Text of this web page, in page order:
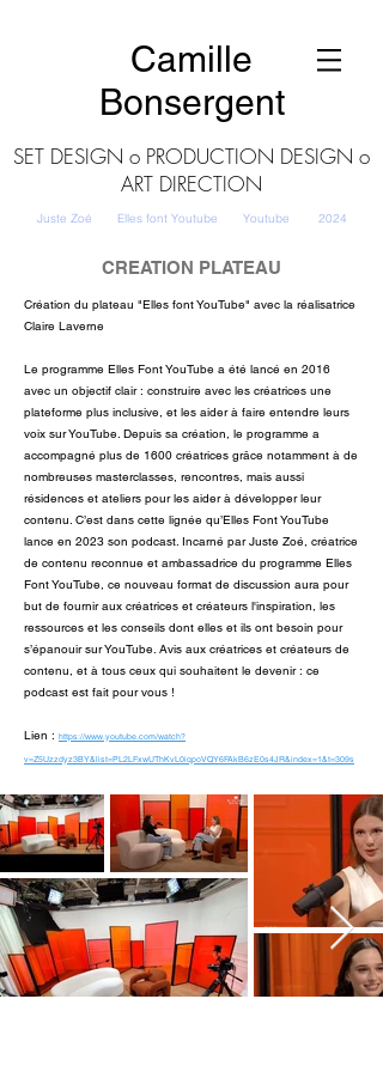
Camille
Bonsergent
SET DESIGN o PRODUCTION DESIGN o
ART DIRECTION
Juste Zoé Elles font Youtube Youtube 2024
CREATION PLATEAU
Création du plateau "Elles font YouTube" avec la réalisatrice
Claire Laverne
Le programme Elles Font YouTube a été lancé en 2016
avec un objectif clair : construire avec les créatrices une
plateforme plus inclusive, et les aider à faire entendre leurs
voix sur YouTube. Depuis sa création, le programme a
accompagné plus de 1600 créatrices grâce notamment à de
nombreuses masterclasses, rencontres, mais aussi
résidences et ateliers pour les aider à développer leur
contenu. C’est dans cette lignée qu’Elles Font YouTube
lance en 2023 son podcast. Incarné par Juste Zoé, créatrice
de contenu reconnue et ambassadrice du programme Elles
Font YouTube, ce nouveau format de discussion aura pour
but de fournir aux créatrices et créateurs l'inspiration, les
ressources et les conseils dont elles et ils ont besoin pour
s’épanouir sur YouTube. Avis aux créatrices et créateurs de
contenu, et à tous ceux qui souhaitent le devenir : ce
podcast est fait pour vous !
Lien : https://www.youtube.com/watch?
v=Z5Uzzdyz3BY&list=PL2LFxwUThKvL0iqpoVQY6FAkB6zE0s4JR&index=1&t=309s